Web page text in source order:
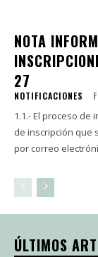
NOTA
27
NOTIFICACIONES
1.1.- El proceso
de inscripción que
por correo
ÚLTIMOS